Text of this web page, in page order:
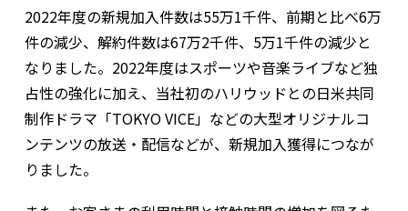
2022年度の新規加入件数は55万1千件、前期と比べ6万
件の減少、解約件数は67万2千件、5万1千件の減少と
なりました。2022年度はスポーツや音楽ライブなど独
占性の強化に加え、当社初のハリウッドとの日米共同
制作ドラマ「TOKYO VICE」などの大型オリジナルコ
ンテンツの放送・配信などが、新規加入獲得につなが
りました。